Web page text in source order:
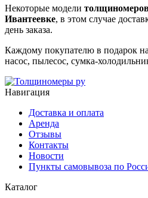
Некоторые модели
Ивантеевке, в этом случае
день заказа.
Каждому покупателю в подарок
насос, пылесос, сумка-
Навигация
Доставка и оплата
Аренда
Отзывы
Контакты
Новости
Пункты самовывоза по
Каталог